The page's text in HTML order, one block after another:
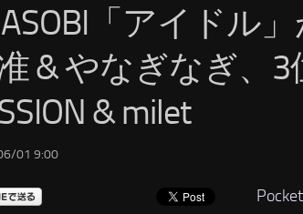
「アイドル
& やなぎなぎ、3
& milet
01 9:00
Pocket